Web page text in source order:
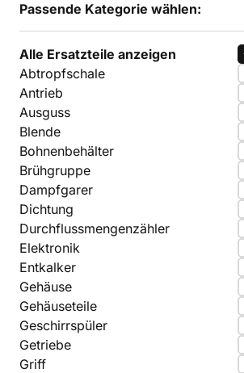
Passende Kategorie wählen:
Alle Ersatzteile anzeigen
Abtropfschale
Antrieb
Ausguss
Blende
Bohnenbehälter
Brühgruppe
Dampfgarer
Dichtung
Durchflussmengenzähler
Elektronik
Entkalker
Gehäuse
Gehäuseteile
Geschirrspüler
Getriebe
Griff